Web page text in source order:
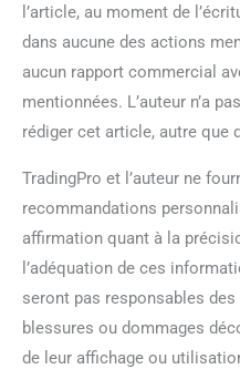
l’article, au moment de
dans aucune des actions
aucun rapport commercial
mentionnées. L’auteur n’a
rédiger cet article, autre que
TradingPro et l’auteur ne
recommandations
affirmation quant à la
l’adéquation de ces
seront pas responsables
blessures ou dommages
de leur affichage ou